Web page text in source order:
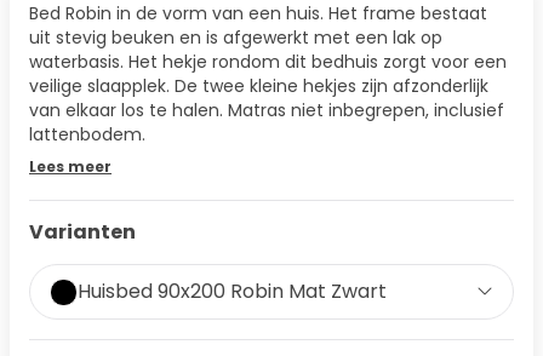
Bed Robin in de vorm van een huis. Het frame bestaat
uit stevig beuken en is afgewerkt met een lak op
waterbasis. Het hekje rondom dit bedhuis zorgt voor een
veilige slaapplek. De twee kleine hekjes zijn afzonderlijk
van elkaar los te halen. Matras niet inbegrepen, inclusief
lattenbodem.
Lees meer
Varianten
Huisbed 90x200 Robin Mat Zwart